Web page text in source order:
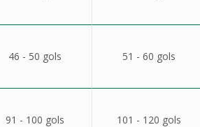
46 - 50 gols 51 - 60 gols
91 - 100 gols 101 - 120 gols